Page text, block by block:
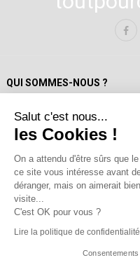
QUI SOMMES-NOUS ?
Mentions Légales
Politique de confidentialité
A propos de
Fondateur et auteur / Yves
Les auteur.trices
Contact
Salut c'est nous...
les Cookies !
On a attendu d'être sûrs que
ce site vous intéresse avant
déranger, mais on aimerait
visite...
C'est OK pour vous ?
Lire la politique de confidentialité